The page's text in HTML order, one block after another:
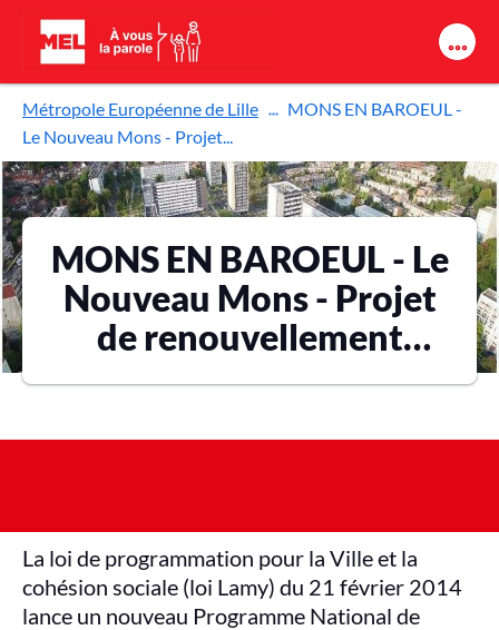
Aller au contenu principal
Métropole Européenne de Lille
MONS EN BAROEUL -
Le Nouveau Mons - Projet...
MONS EN BAROEUL - Le
Nouveau Mons - Projet
de renouvellement
urbain
La loi de programmation pour la Ville et la
cohésion sociale (loi Lamy) du 21 février 2014
lance un nouveau Programme National de